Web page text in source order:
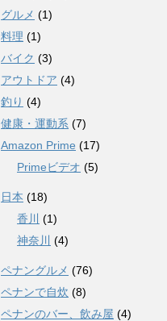
グルメ (1)
料理 (1)
バイク (3)
アウトドア (4)
釣り (4)
健康・運動系 (7)
Amazon Prime (17)
Primeビデオ (5)
日本 (18)
香川
(1)
神奈川
(4)
ペナングルメ (76)
ペナンで自炊 (8)
ペナンのバー、飲み屋 (4)